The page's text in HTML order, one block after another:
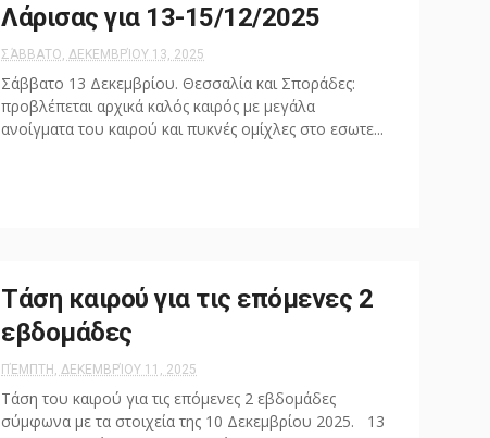
Λάρισας για 13-15/12/2025
ΣΆΒΒΑΤΟ, ΔΕΚΕΜΒΡΊΟΥ 13, 2025
Σάββατο 13 Δεκεμβρίου. Θεσσαλία και Σποράδες:
προβλέπεται αρχικά καλός καιρός με μεγάλα
ανοίγματα του καιρού και πυκνές ομίχλες στο εσωτε...
Τάση καιρού για τις επόμενες 2
εβδομάδες
ΠΈΜΠΤΗ, ΔΕΚΕΜΒΡΊΟΥ 11, 2025
Τάση του καιρού για τις επόμενες 2 εβδομάδες
σύμφωνα με τα στοιχεία της 10 Δεκεμβρίου 2025. 13